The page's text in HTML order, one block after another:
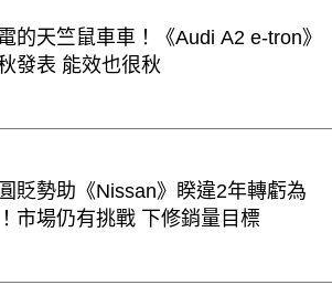
的天竺鼠車車！《Audi A2 e-tron》
發表 能效也很秋
貶勢助《Nissan》睽違2年轉虧為
市場仍有挑戰 下修銷量目標